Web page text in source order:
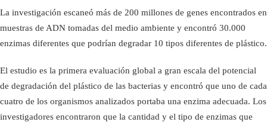
La investigación escaneó más de 200 millones de genes encontrados en
muestras de ADN tomadas del medio ambiente y encontró 30.000
enzimas diferentes que podrían degradar 10 tipos diferentes de plástico.
El estudio es la primera evaluación global a gran escala del potencial
de degradación del plástico de las bacterias y encontró que uno de cada
cuatro de los organismos analizados portaba una enzima adecuada. Los
investigadores encontraron que la cantidad y el tipo de enzimas que